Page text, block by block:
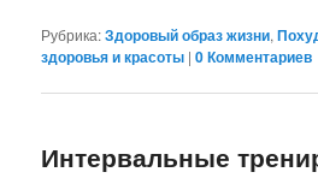
Рубрика:Здоровый образ жизни,
здоровья и красоты |0 Комментариев
Интервальные